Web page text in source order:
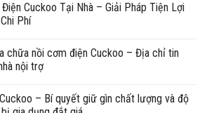
Cuckoo Tại Nhà – Giải Pháp Tiện Lợi
Phí
chữa nồi cơm điện Cuckoo – Địa chỉ tin
nội trợ
Cuckoo – Bí quyết giữ gìn chất lượng và độ